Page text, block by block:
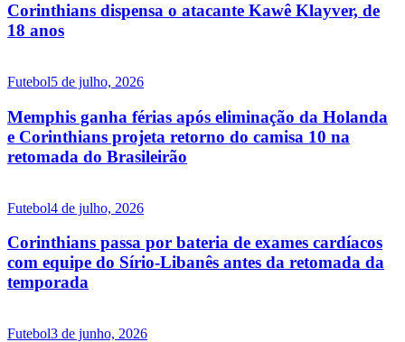
Corinthians dispensa o atacante Kawê Klayver, de
18 anos
Futebol5 de julho, 2026
Memphis ganha férias após eliminação da Holanda
e Corinthians projeta retorno do camisa 10 na
retomada do Brasileirão
Futebol4 de julho, 2026
Corinthians passa por bateria de exames cardíacos
com equipe do Sírio-Libanês antes da retomada da
temporada
Futebol3 de junho, 2026